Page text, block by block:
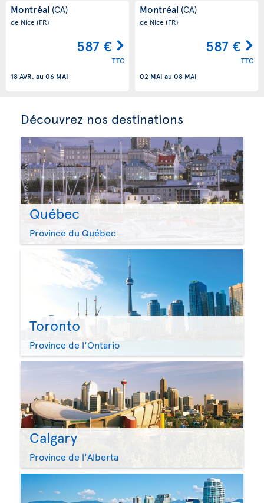
Montréal (CA)
de Nice (FR)
587 €
TTC
18 AVR. au 06 MAI
Montréal (CA)
de Nice (FR)
587 €
TTC
02 MAI au 08 MAI
Découvrez nos destinations
Québec
Province du Québec
Toronto
Province de l'Ontario
Calgary
Province de l'Alberta